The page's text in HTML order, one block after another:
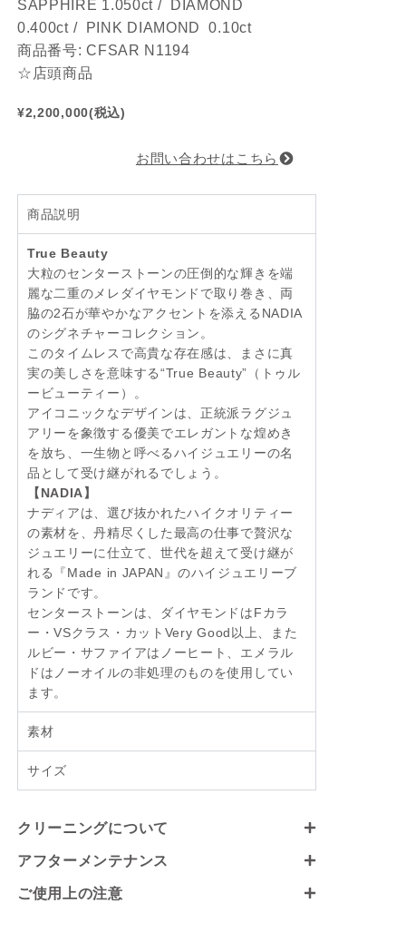
SAPPHIRE 1.050ct / DIAMOND
0.400ct/ PINK DIAMOND 0.10ct
商品番号: CFSAR N1194
☆店頭商品
¥2,200,000(税込)
お問い合わせはこちら
商品説明
True Beauty
大粒のセンターストーンの圧倒的な輝きを端
麗な二重のメレダイヤモンドで取り巻き、両
脇の2石が華やかなアクセントを添えるNADIA
のシグネチャーコレクション。
このタイムレスで高貴な存在感は、まさに真
実の美しさを意味する“True Beauty”（トゥル
ービューティー）。
アイコニックなデザインは、正統派ラグジュ
アリーを象徴する優美でエレガントな煌めき
を放ち、一生物と呼べるハイジュエリーの名
品として受け継がれるでしょう。
【NADIA】
ナディアは、選び抜かれたハイクオリティー
の素材を、丹精尽くした最高の仕事で贅沢な
ジュエリーに仕立て、世代を超えて受け継が
れる『Made in JAPAN』のハイジュエリーブ
ランドです。
センターストーンは、ダイヤモンドはFカラ
ー・VSクラス・カットVery Good以上、また
ルビー・サファイアはノーヒート、エメラル
ドはノーオイルの非処理のものを使用してい
ます。
素材
サイズ
クリーニングについて
アフターメンテナンス
ご使用上の注意